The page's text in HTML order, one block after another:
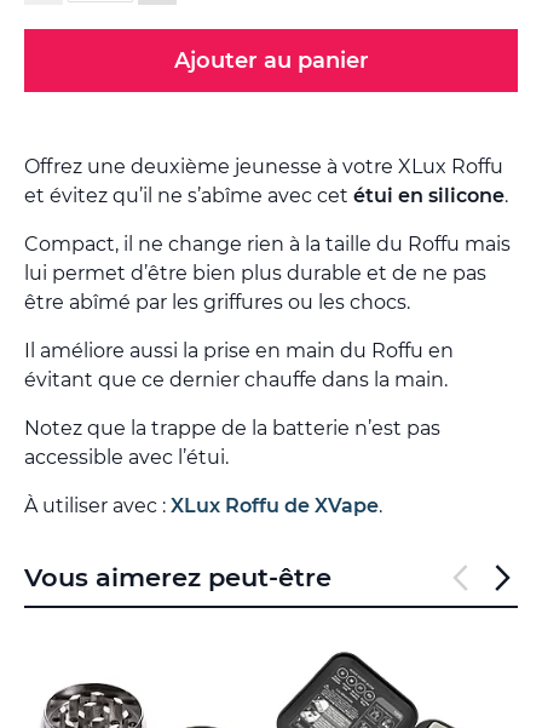
Ajouter au panier
Offrez une deuxième jeunesse à votre XLux Roffu
et évitez qu’il ne s’abîme avec cet étui en silicone.
Compact, il ne change rien à la taille du Roffu mais
lui permet d’être bien plus durable et de ne pas
être abîmé par les griffures ou les chocs.
Il améliore aussi la prise en main du Roffu en
évitant que ce dernier chauffe dans la main.
Notez que la trappe de la batterie n’est pas
accessible avec l’étui.
À utiliser avec : XLux Roffu de XVape.
Vous aimerez peut-être